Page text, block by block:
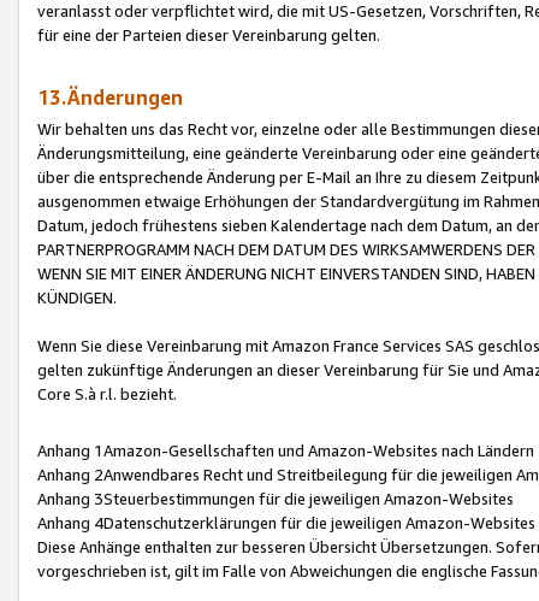
veranlasst oder verpflichtet wird, die mit US-Gesetzen, Vorschriften,
für eine der Parteien dieser Vereinbarung gelten.
13.Änderungen
Wir behalten uns das Recht vor, einzelne oder alle Bestimmungen
Änderungsmitteilung, eine geänderte Vereinbarung oder eine
über die entsprechende Änderung per E-Mail an Ihre zu diesem
ausgenommen etwaige Erhöhungen der Standardvergütung im
Datum, jedoch frühestens sieben Kalendertage nach dem Datum, an
PARTNERPROGRAMM NACH DEM DATUM DES WIRKSAMWERDENS
WENN SIE MIT EINER ÄNDERUNG NICHT EINVERSTANDEN SIND,
KÜNDIGEN.
Wenn Sie diese Vereinbarung mit Amazon France Services SAS
gelten zukünftige Änderungen an dieser Vereinbarung für Sie und
Core S.à r.l. bezieht.
Anhang 1Amazon-Gesellschaften und Amazon-Websites nach Ländern
Anhang 2Anwendbares Recht und Streitbeilegung für die jeweiligen
Anhang 3Steuerbestimmungen für die jeweiligen Amazon-Websites
Anhang 4Datenschutzerklärungen für die jeweiligen Amazon-Websites
Diese Anhänge enthalten zur besseren Übersicht Übersetzungen.
vorgeschrieben ist, gilt im Falle von Abweichungen die englische